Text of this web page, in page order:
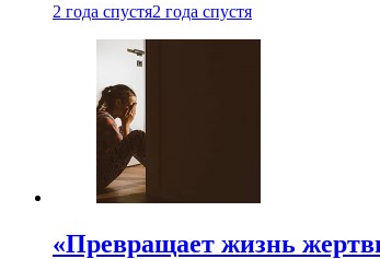
2 года спустя2 года спустя
«Превращает жизнь